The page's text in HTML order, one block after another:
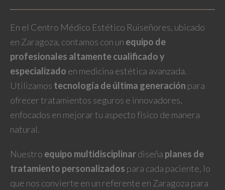
En el Centro Médico Estético Ruiseñores, ubicado
en Zaragoza, contamos con un equipo de
profesionales altamente cualificado y
especializado en medicina estética avanzada.
Utilizamos tecnología de última generación para
ofrecer tratamientos seguros e innovadores,
enfocados en mejorar tu aspecto físico de manera
natural.
Nuestro equipo multidisciplinardiseña planes de
tratamiento personalizados para cada paciente, lo
que nos convierte en un referente en Zaragoza para